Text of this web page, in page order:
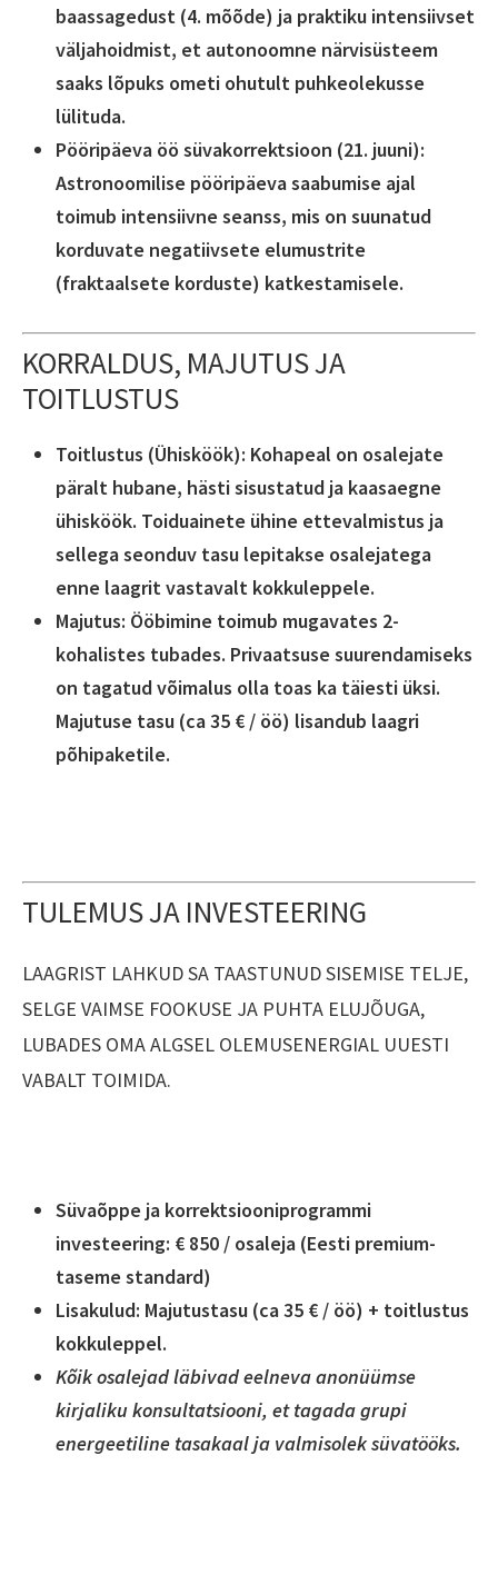
baassagedust (4. mõõde) ja praktiku intensiivset
väljahoidmist, et autonoomne närvisüsteem
saaks lõpuks ometi ohutult puhkeolekusse
lülituda.
Pööripäeva öö süvakorrektsioon (21. juuni):
Astronoomilise pööripäeva saabumise ajal
toimub intensiivne seanss, mis on suunatud
korduvate negatiivsete elumustrite
(fraktaalsete korduste) katkestamisele.
KORRALDUS, MAJUTUS JA
TOITLUSTUS
Toitlustus (Ühisköök): Kohapeal on osalejate
päralt hubane, hästi sisustatud ja kaasaegne
ühisköök. Toiduainete ühine ettevalmistus ja
sellega seonduv tasu lepitakse osalejatega
enne laagrit vastavalt kokkuleppele.
Majutus: Ööbimine toimub mugavates 2-
kohalistes tubades. Privaatsuse suurendamiseks
on tagatud võimalus olla toas ka täiesti üksi.
Majutuse tasu (ca 35 € / öö) lisandub laagri
põhipaketile.
TULEMUS JA INVESTEERING
LAAGRIST LAHKUD SA TAASTUNUD SISEMISE TELJE,
SELGE VAIMSE FOOKUSE JA PUHTA ELUJÕUGA,
LUBADES OMA ALGSEL OLEMUSENERGIAL UUESTI
VABALT TOIMIDA.
Süvaõppe ja korrektsiooniprogrammi
investeering: € 850 / osaleja (Eesti premium-
taseme standard)
Lisakulud: Majutustasu (ca 35 € / öö) + toitlustus
kokkuleppel.
Kõik osalejad läbivad eelneva anonüümse
kirjaliku konsultatsiooni, et tagada grupi
energeetiline tasakaal ja valmisolek süvatööks.